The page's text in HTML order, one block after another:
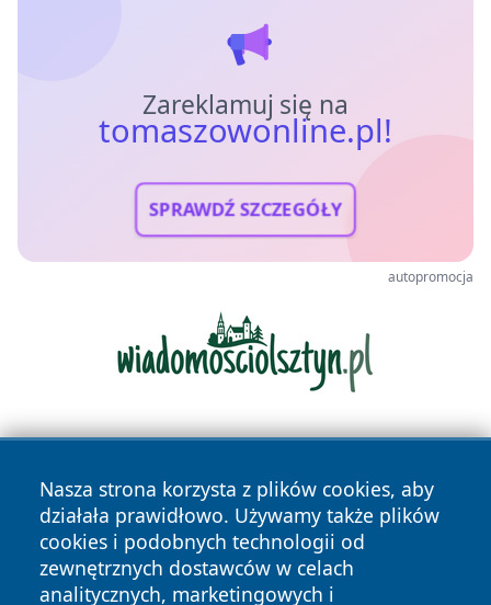
Zareklamuj się na
tomaszowonline.pl!
SPRAWDŹ SZCZEGÓŁY
autopromocja
Nasza strona korzysta z plików cookies, aby
działała prawidłowo. Używamy także plików
cookies i podobnych technologii od
zewnętrznych dostawców w celach
analitycznych, marketingowych i
Copyright © 2026 tomaszowonline.pl Wszystkie prawa
zastrzeżone.